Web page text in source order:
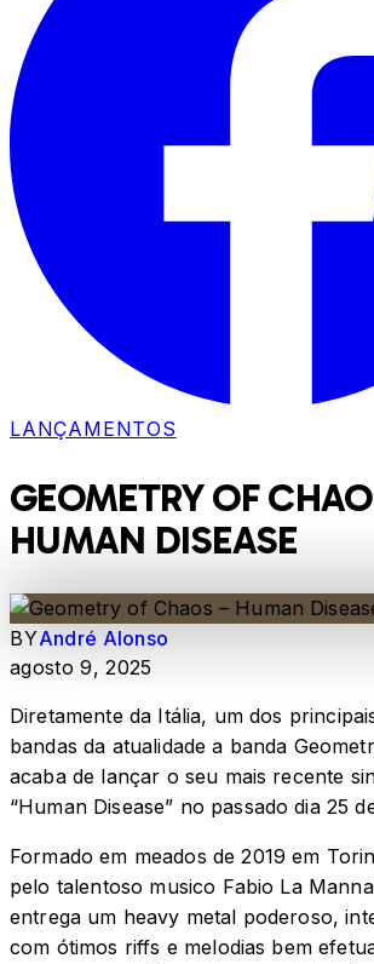
LANÇAMENTOS
GEOMETRY OF
HUMAN DISEASE
BYAndré Alonso
agosto 9, 2025
Diretamente da Itália, um dos
bandas da atualidade a banda
acaba de lançar o seu mais recente
“Human Disease” no passado dia 25
Formado em meados de 2019 em
pelo talentoso musico Fabio La
entrega um heavy metal poderoso,
com ótimos riffs e melodias bem